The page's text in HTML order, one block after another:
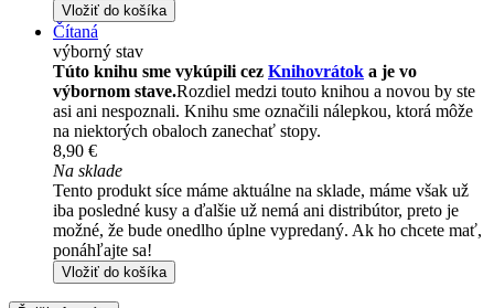
Vložiť do košíka
Čítaná
výborný stav
Túto knihu sme vykúpili cez Knihovrátok a je vo
výbornom stave.Rozdiel medzi touto knihou a novou by ste
asi ani nespoznali. Knihu sme označili nálepkou, ktorá môže
na niektorých obaloch zanechať stopy.
8,90 €
Na sklade
Tento produkt síce máme aktuálne na sklade, máme však už
iba posledné kusy a ďalšie už nemá ani distribútor, preto je
možné, že bude onedlho úplne vypredaný. Ak ho chcete mať,
ponáhľajte sa!
Vložiť do košíka